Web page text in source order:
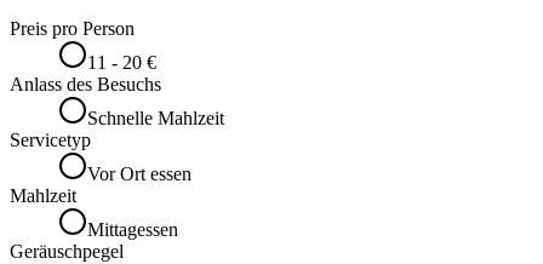
Preis pro Person
11 - 20 €
Anlass des Besuchs
Schnelle Mahlzeit
Servicetyp
Vor Ort essen
Mahlzeit
Mittagessen
Geräuschpegel